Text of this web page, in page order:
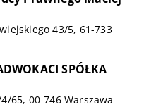
43/5, 61-733
SPÓŁKA
65, 00-746 Warszawa